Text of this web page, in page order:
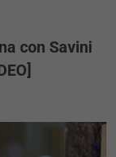
con Savini